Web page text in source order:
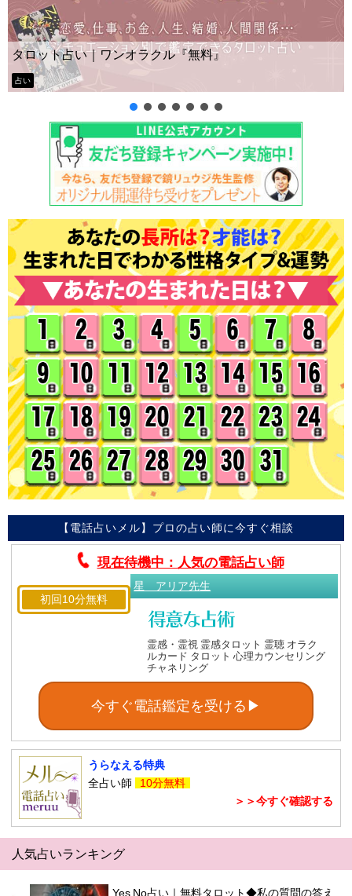
タロット占い｜ワンオラクル『無料』
占い
【電話占いメル】プロの占い師に今すぐ相談
現在待機中：人気の電話占い師
初回10分無料
星 アリア先生
霊感・霊視 霊感タロット 霊聴 オラク
ルカード タロット 心理カウンセリング
チャネリング
今すぐ電話鑑定を受ける▶
うらなえる特典
全占い師
10分無料
＞＞今すぐ確認する
人気占いランキング
Yes No占い｜無料タロット◆私の質問の答え